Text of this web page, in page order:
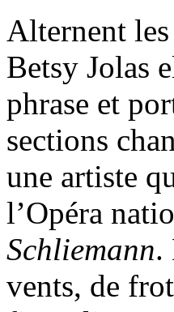
Alternent
Betsy Jolas
phrase et
sections
une artiste
l’Opéra
Schliemann.
vents, de